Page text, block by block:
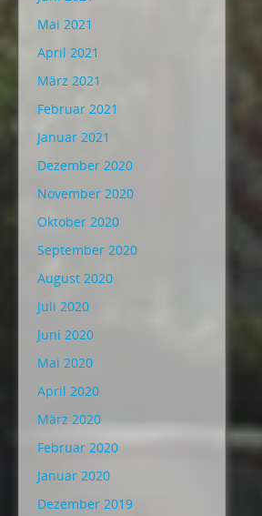
Mai 2021
April 2021
März 2021
Februar 2021
Januar 2021
Dezember 2020
November 2020
Oktober 2020
September 2020
August 2020
Juli 2020
Juni 2020
Mai 2020
April 2020
März 2020
Februar 2020
Januar 2020
Dezember 2019